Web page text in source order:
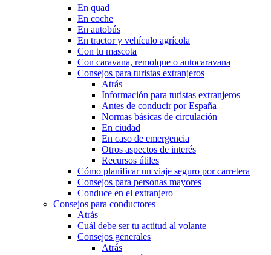
En quad
En coche
En autobús
En tractor y vehículo agrícola
Con tu mascota
Con caravana, remolque o autocaravana
Consejos para turistas extranjeros
Atrás
Información para turistas extranjeros
Antes de conducir por España
Normas básicas de circulación
En ciudad
En caso de emergencia
Otros aspectos de interés
Recursos útiles
Cómo planificar un viaje seguro por carretera
Consejos para personas mayores
Conduce en el extranjero
Consejos para conductores
Atrás
Cuál debe ser tu actitud al volante
Consejos generales
Atrás